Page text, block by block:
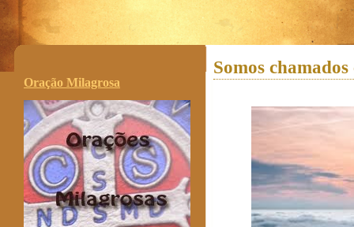
Oração Milagrosa
Somos